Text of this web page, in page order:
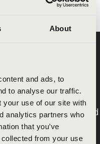
About
and ads, to
to analyse our traffic.
your use of our site with
analytics partners who
that you’ve
from your use
magyarországi idő